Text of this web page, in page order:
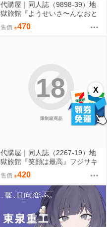
X
代購屋｜同人誌（9898-39）地
獄旅館『ようせいさ〜んなおと
もだち』ia さくらんぼアイス
售價 470
限制級商品
18
代購屋｜同人誌（2267-19）地
獄旅館『笑顔は最高』フジサキ
售價 420